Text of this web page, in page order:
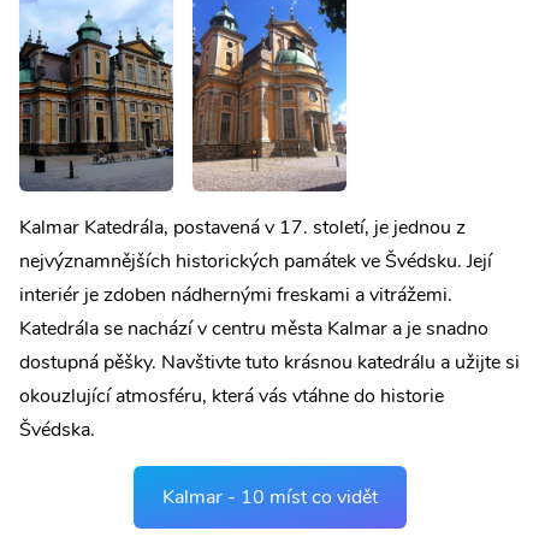
Kalmar Katedrála, postavená v 17. století, je jednou z
nejvýznamnějších historických památek ve Švédsku. Její
interiér je zdoben nádhernými freskami a vitrážemi.
Katedrála se nachází v centru města Kalmar a je snadno
dostupná pěšky. Navštivte tuto krásnou katedrálu a užijte si
okouzlující atmosféru, která vás vtáhne do historie
Švédska.
Kalmar - 10 míst co vidět